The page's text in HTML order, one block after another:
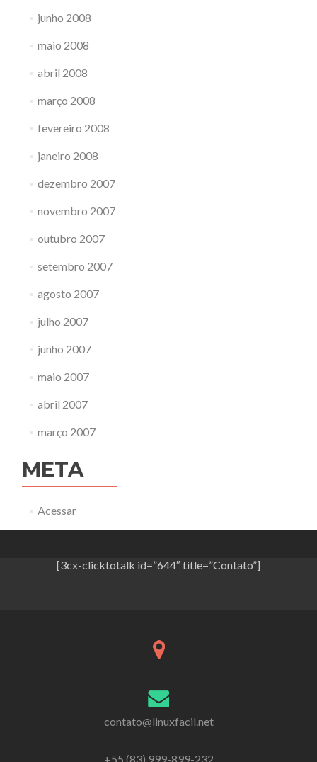
junho 2008
maio 2008
abril 2008
março 2008
fevereiro 2008
janeiro 2008
dezembro 2007
novembro 2007
outubro 2007
setembro 2007
agosto 2007
julho 2007
junho 2007
maio 2007
abril 2007
março 2007
META
Acessar
[3cx-clicktotalk id=”644″ title=”Contato”]
contato@linuxfacil.net
+55 (83) 999-899-232